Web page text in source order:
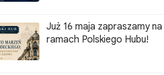
Już 16 maja zapraszamy
ramach Polskiego Hubu!